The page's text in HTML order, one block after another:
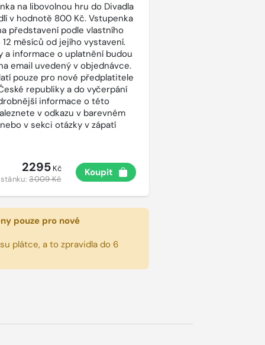
na libovolnou hru do Divadla
v hodnotě 800 Kč. Vstupenka
představení podle vlastního
měsíců od jejího vystavení.
a informace o uplatnění budou
email uvedený v objednávce.
pouze pro nové předplatitele
republiky a do vyčerpání
informace o této
v odkazu v barevném
v sekci otázky v zápatí
2295Kč
stánku:3009 Kč
Koupit
pouze pro nové
plátce, a to zpravidla do 6